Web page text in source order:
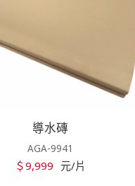
導水磚
AGA-9941
＄9,999 元/片